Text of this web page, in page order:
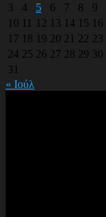
3
4 5 6 7 8
9
10 11 12 13 14 15 16
17 18 19 20 21 22 23
24 25 26 27 28 29 30
31
« Ιούλ